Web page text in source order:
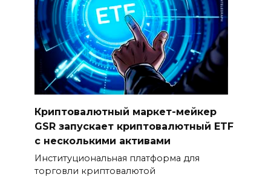
Криптовалютный маркет-мейкер
GSR запускает криптовалютный ETF
с несколькими активами
Институциональная платформа для
торговли криптовалютой